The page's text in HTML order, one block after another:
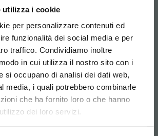
utilizza i cookie
per personalizzare contenuti ed
funzionalità dei social media e per
traffico. Condividiamo inoltre
in cui utilizza il nostro sito con i
si occupano di analisi dei dati web,
media, i quali potrebbero combinarle
che ha fornito loro o che hanno
dei loro servizi.
Vasen von einst zu ersetzen
des Floristen durch nur einen
der Woche zu reduzieren
von Kuehlraeumen stark
zum Verkauf stehenden Produktes
zu reduzieren
zu eliminieren
country you are in and your
a better browsing experience
EIN IN UNSERE
WELT!
Geschenk für dich...
deine erste Bestellung *
auf tutti deine
*
Sie sich an oder